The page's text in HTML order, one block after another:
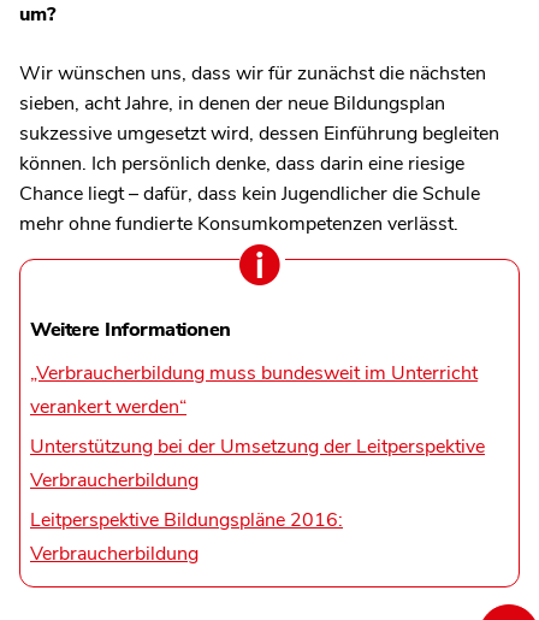
um?
Wir wünschen uns, dass wir für zunächst die nächsten
sieben, acht Jahre, in denen der neue Bildungsplan
sukzessive umgesetzt wird, dessen Einführung begleiten
können. Ich persönlich denke, dass darin eine riesige
Chance liegt – dafür, dass kein Jugendlicher die Schule
mehr ohne fundierte Konsumkompetenzen verlässt.
Weitere Informationen
„Verbraucherbildung muss bundesweit im Unterricht
verankert werden“
Unterstützung bei der Umsetzung der Leitperspektive
Verbraucherbildung
Leitperspektive Bildungspläne 2016:
Verbraucherbildung